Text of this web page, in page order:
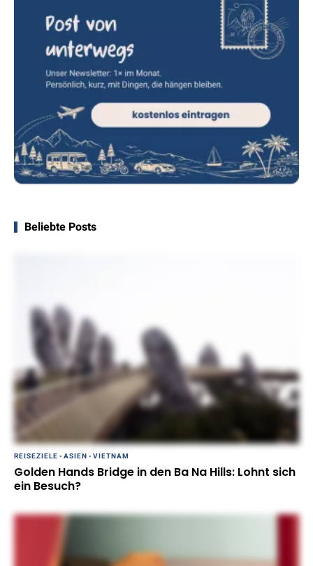
Beliebte Posts
REISEZIELE - ASIEN - VIETNAM
Golden Hands Bridge in den Ba Na Hills: Lohnt sich
ein Besuch?